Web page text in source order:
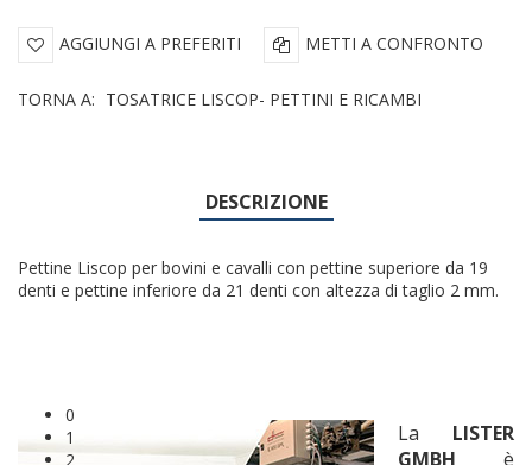
0
1
2
AGGIUNGI A PREFERITI METTI A CONFRONTO
TORNA A: TOSATRICE LISCOP- PETTINI E RICAMBI
DESCRIZIONE
Pettine Liscop per bovini e cavalli con pettine superiore da 19
denti e pettine inferiore da 21 denti con altezza di taglio 2 mm.
La LISTER
GMBH è